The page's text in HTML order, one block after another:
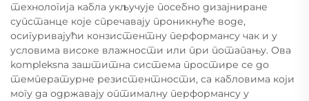
технологија кабла укључује посебно дизајниране
супстанце које спречавају проникнуће воде,
осигуривајући конзистентну перформансу чак и у
условима високе влажности или при потапању. Ова
kompleksna заштитна система простире се до
температурне резистентности, са кабловима који
могу да одржавају оптималну перформансу у